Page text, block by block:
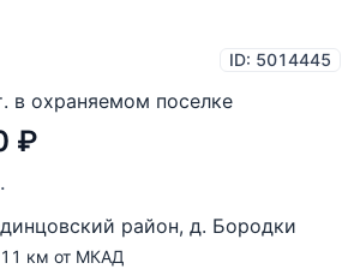
ID: 5014445
в охраняемом поселке
₽
район, д. Бородки
км от МКАД